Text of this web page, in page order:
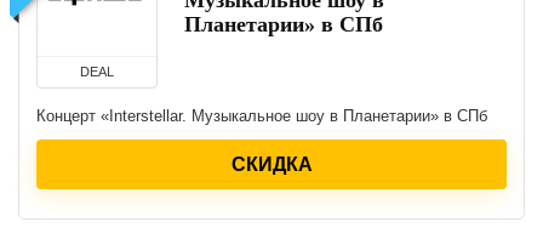
DEAL
Планетарии» в СПб
Концерт «Interstellar. Музыкальное шоу в Планетарии» в СПб
СКИДКА